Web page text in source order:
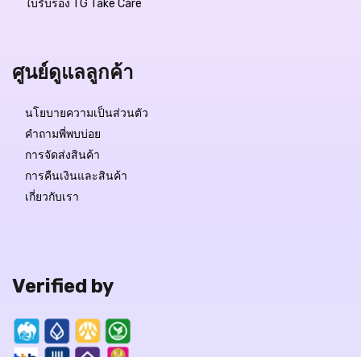
฿2,590.-
฿1,295.-
สถานะสินค้า:
ใบรับรอง TG Take Care
ศูนย์ดูแลลูกค้า
นโยบายความเป็นส่วนตัว
คำถามพี่พบบ่อย
การจัดส่งสินค้า
การคืนเงินและสินค้า
เกี่ยวกับเรา
Verified by